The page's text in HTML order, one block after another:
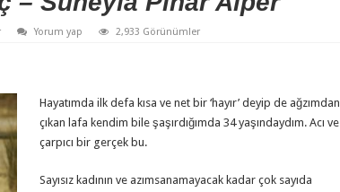
Yorum yap 2,933 Görünümler
Hayatımda ilk defa kısa ve net bir ‘hayır’ deyip de ağzımdan
çıkan lafa kendim bile şaşırdığımda 34 yaşındaydım. Acı ve
çarpıcı bir gerçek bu.
Sayısız kadının ve azımsanamayacak kadar çok sayıda